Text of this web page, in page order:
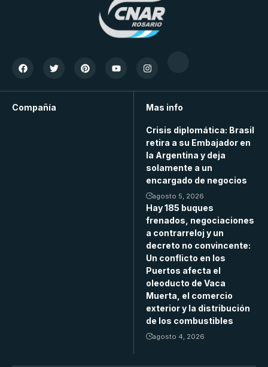
Compañía Mas info
Crisis diplomática: Brasil
retira a su Embajador en
la Argentina y deja
solamente a un
encargado de negocios
agosto 5, 2026
Hay 185 buques
frenados, negociaciones
a contrarreloj y un
decreto no convincente:
Un conflicto en los
Puertos afecta el
oleoducto de Vaca
Muerta, el comercio
exterior y la distribución
de los combustibles
agosto 4, 2026